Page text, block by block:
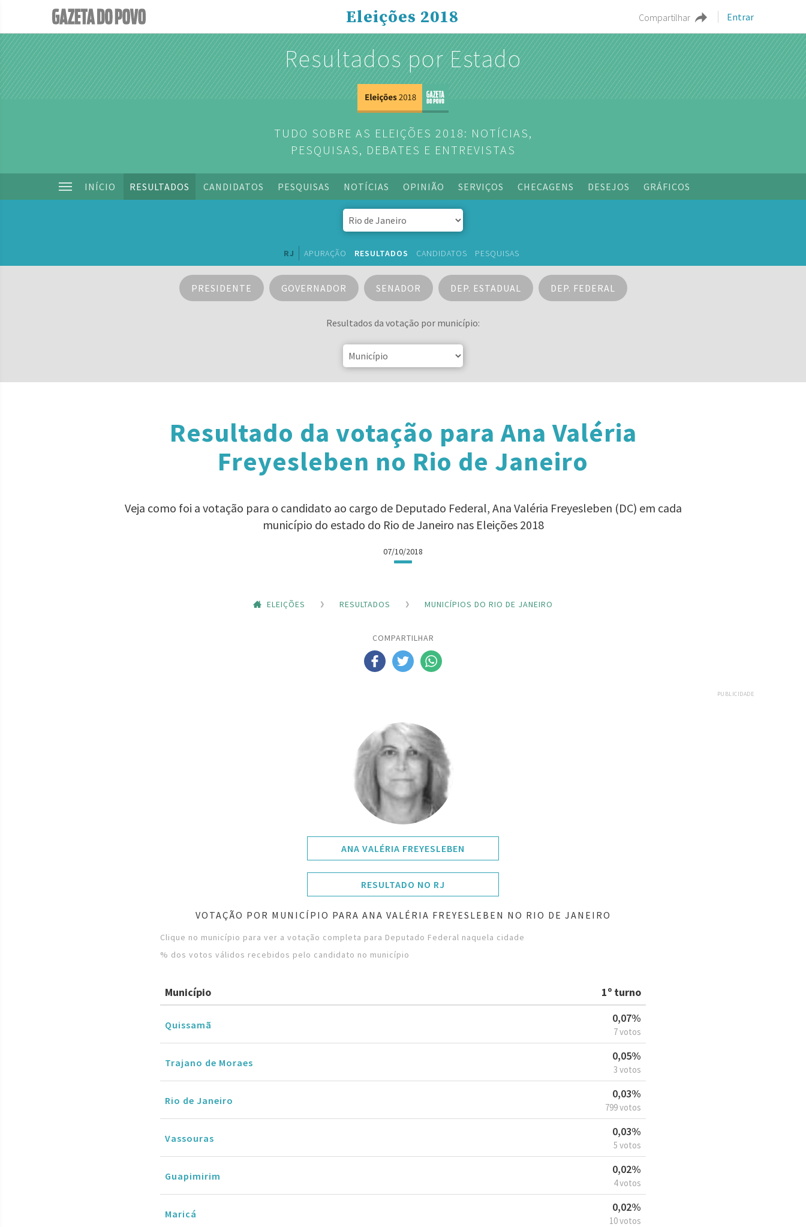
Compartilhar Entrar
Eleições 2018
Resultados por Estado
TUDO SOBRE AS ELEIÇÕES 2018: NOTÍCIAS,
PESQUISAS, DEBATES E ENTREVISTAS
INÍCIO RESULTADOS CANDIDATOS PESQUISAS NOTÍCIAS OPINIÃO SERVIÇOS CHECAGENS DESEJOS GRÁFICOS
RJ APURAÇÃO RESULTADOS CANDIDATOS PESQUISAS
PRESIDENTE GOVERNADOR SENADOR DEP. ESTADUAL DEP. FEDERAL
Resultados da votação por município:
Resultado da votação para Ana Valéria
Freyesleben no Rio de Janeiro
Veja como foi a votação para o candidato ao cargo de Deputado Federal, Ana Valéria Freyesleben (DC) em cada
município do estado do Rio de Janeiro nas Eleições 2018
07/10/2018
ELEIÇÕES RESULTADOS MUNICÍPIOS DO RIO DE JANEIRO
COMPARTILHAR
PUBLICIDADE
ANA VALÉRIA FREYESLEBEN
RESULTADO NO RJ
VOTAÇÃO POR MUNICÍPIO PARA ANA VALÉRIA FREYESLEBEN NO RIO DE JANEIRO
Clique no município para ver a votação completa para Deputado Federal naquela cidade
% dos votos válidos recebidos pelo candidato no município
Município 1º turno
Quissamã
0,07%
7 votos
Trajano de Moraes
0,05%
3 votos
Rio de Janeiro
0,03%
799 votos
Vassouras
0,03%
5 votos
Guapimirim
0,02%
4 votos
Maricá
0,02%
10 votos